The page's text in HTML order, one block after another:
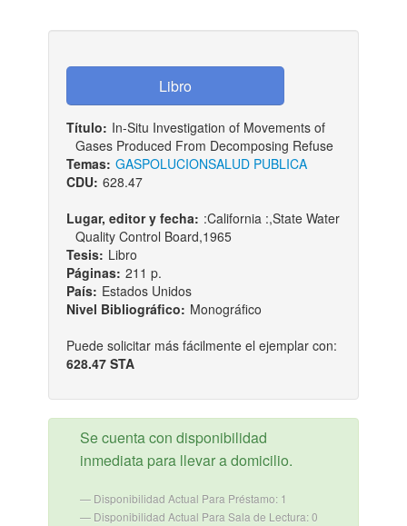
Título: In-Situ Investigation of Movements of
Gases Produced From Decomposing Refuse
Temas: GASPOLUCIONSALUD PUBLICA
CDU: 628.47
Lugar, editor y fecha: :California :,State Water
Quality Control Board,1965
Tesis: Libro
Páginas: 211 p.
País: Estados Unidos
Nivel Bibliográfico: Monográfico
Puede solicitar más fácilmente el ejemplar con:
628.47 STA
Se cuenta con disponibilidad
inmediata para llevar a domicilio.
Disponibilidad Actual Para Préstamo: 1
Disponibilidad Actual Para Sala de Lectura: 0